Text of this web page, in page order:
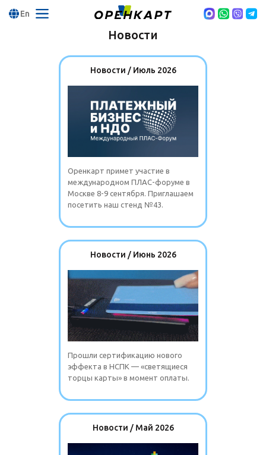
En
Новости
Новости / Июль 2026
Оренкарт примет участие в
международном ПЛАС-форуме в
Москве 8-9 сентября. Приглашаем
посетить наш стенд №43.
Новости / Июнь 2026
Прошли сертификацию нового
эффекта в НСПК — «светящиеся
торцы карты» в момент оплаты.
Новости / Май 2026